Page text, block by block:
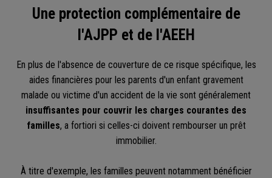
Une protection complémentaire de
l'AJPP et de l'AEEH
En plus de l'absence de couverture de ce risque spécifique, les
aides financières pour les parents d'un enfant gravement
malade ou victime d'un accident de la vie sont généralement
insuffisantes pour couvrir les charges courantes des
familles, a fortiori si celles-ci doivent rembourser un prêt
immobilier.
À titre d'exemple, les familles peuvent notamment bénéficier